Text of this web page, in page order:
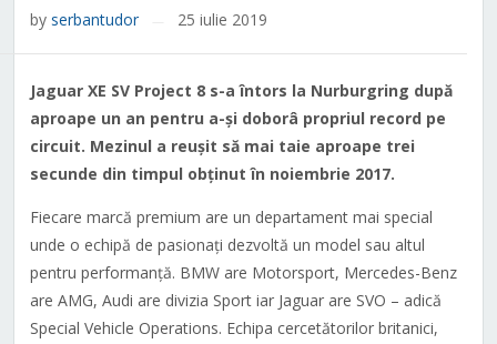
by serbantudor 25 iulie 2019
Jaguar XE SV Project 8 s-a întors la Nurburgring după
aproape un an pentru a-și doborâ propriul record pe
circuit. Mezinul a reușit să mai taie aproape trei
secunde din timpul obținut în noiembrie 2017.
Fiecare marcă premium are un departament mai special
unde o echipă de pasionați dezvoltă un model sau altul
pentru performanță. BMW are Motorsport, Mercedes-Benz
are AMG, Audi are divizia Sport iar Jaguar are SVO – adică
Special Vehicle Operations. Echipa cercetătorilor britanici,